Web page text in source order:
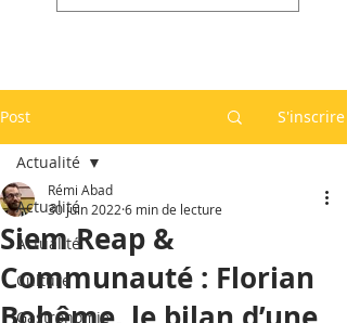
Post S'inscrire
Actualité
Actualité
Culture
Gastronomie
Actualité
Siem Reap &
Communauté : Florian
Rémi Abad
30 juin 2022 6 min de lecture